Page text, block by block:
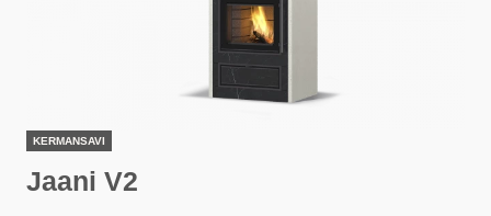
KERMANSAVI
Jaani V2